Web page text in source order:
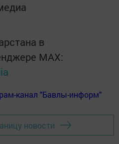
в
MАХ:
канал "Бавлы-информ"
новости